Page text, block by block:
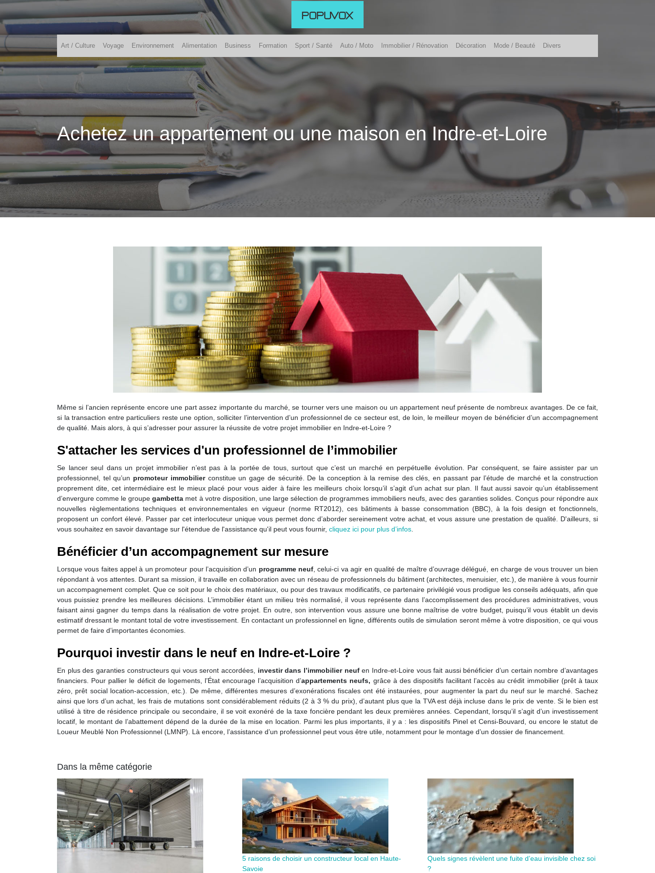
Art / Culture Voyage Environnement Alimentation Business Formation Sport / Santé Auto / Moto Immobilier / Rénovation Décoration Mode / Beauté Divers
Achetez un appartement ou une maison en Indre-et-Loire
Même si l’ancien représente encore une part assez importante du marché, se tourner vers une maison ou un appartement neuf présente de nombreux avantages. De ce fait,
si la transaction entre particuliers reste une option, solliciter l’intervention d’un professionnel de ce secteur est, de loin, le meilleur moyen de bénéficier d’un accompagnement
de qualité. Mais alors, à qui s’adresser pour assurer la réussite de votre projet immobilier en Indre-et-Loire ?
S'attacher les services d'un professionnel de l’immobilier
Se lancer seul dans un projet immobilier n’est pas à la portée de tous, surtout que c’est un marché en perpétuelle évolution. Par conséquent, se faire assister par un
professionnel, tel qu’un promoteur immobilierconstitue un gage de sécurité. De la conception à la remise des clés, en passant par l’étude de marché et la construction
proprement dite, cet intermédiaire est le mieux placé pour vous aider à faire les meilleurs choix lorsqu’il s’agit d’un achat sur plan. Il faut aussi savoir qu’un établissement
d’envergure comme le groupegambetta met à votre disposition, une large sélection de programmes immobiliers neufs, avec des garanties solides. Conçus pour répondre aux
nouvelles règlementations techniques et environnementales en vigueur (norme RT2012), ces bâtiments à basse consommation (BBC), à la fois design et fonctionnels,
proposent un confort élevé. Passer par cet interlocuteur unique vous permet donc d’aborder sereinement votre achat, et vous assure une prestation de qualité. D'ailleurs, si
vous souhaitez en savoir davantage sur l'étendue de l'assistance qu'il peut vous fournir, cliquez ici pour plus d’infos
Bénéficier d’un accompagnement sur mesure
Lorsque vous faites appel à un promoteur pour l’acquisition d’un programme neuf , celui-ci va agir en qualité de maître d’ouvrage délégué, en charge de vous trouver un bien
répondant à vos attentes. Durant sa mission, il travaille en collaboration avec un réseau de professionnels du bâtiment (architectes, menuisier, etc.), de manière à vous fournir
un accompagnement complet. Que ce soit pour le choix des matériaux, ou pour des travaux modificatifs, ce partenaire privilégié vous prodigue les conseils adéquats, afin que
vous puissiez prendre les meilleures décisions. L’immobilier étant un milieu très normalisé, il vous représente dans l’accomplissement des procédures administratives, vous
faisant ainsi gagner du temps dans la réalisation de votre projet. En outre, son intervention vous assure une bonne maîtrise de votre budget, puisqu’il vous établit un devis
estimatif dressant le montant total de votre investissement. En contactant un professionnel en ligne, différents outils de simulation seront même à votre disposition, ce qui vous
permet de faire d’importantes économies.
Pourquoi investir dans le neuf en Indre-et-Loire ?
En plus des garanties constructeurs qui vous seront accordées, investir dans l’immobilier neufen Indre-et-Loire vous fait aussi bénéficier d’un certain nombre d’avantages
financiers. Pour pallier le déficit de logements, l’État encourage l’acquisition d’appartements neufs, grâce à des dispositifs facilitant l’accès au crédit immobilier (prêt à taux
zéro, prêt social location-accession, etc.). De même, différentes mesures d’exonérations fiscales ont été instaurées, pour augmenter la part du neuf sur le marché. Sachez
ainsi que lors d’un achat, les frais de mutations sont considérablement réduits (2 à 3 % du prix), d’autant plus que la TVA est déjà incluse dans le prix de vente. Si le bien est
utilisé à titre de résidence principale ou secondaire, il se voit exonéré de la taxe foncière pendant les deux premières années. Cependant, lorsqu’il s’agit d’un investissement
locatif, le montant de l’abattement dépend de la durée de la mise en location. Parmi les plus importants, il y a : les dispositifs Pinel et Censi-Bouvard, ou encore le statut de
Loueur Meublé Non Professionnel (LMNP). Là encore, l’assistance d’un professionnel peut vous être utile, notamment pour le montage d’un dossier de financement.
Dans la même catégorie
5 raisons de choisir un constructeur local en Haute-
Savoie
Quels signes révèlent une fuite d’eau invisible chez soi
?